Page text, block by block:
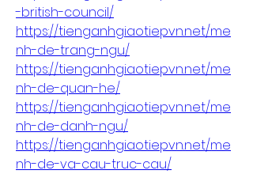
-british-council/
https://tienganhgiaotiepvn.net/me
nh-de-trang-ngu/
https://tienganhgiaotiepvn.net/me
nh-de-quan-he/
https://tienganhgiaotiepvn.net/me
nh-de-danh-ngu/
https://tienganhgiaotiepvn.net/me
nh-de-va-cau-truc-cau/